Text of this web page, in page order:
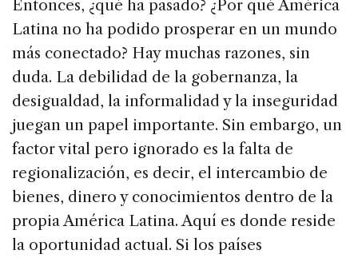
Entonces, ¿qué ha pasado? ¿Por qué América
Latina no ha podido prosperar en un mundo
más conectado? Hay muchas razones, sin
duda. La debilidad de la gobernanza, la
desigualdad, la informalidad y la inseguridad
juegan un papel importante. Sin embargo, un
factor vital pero ignorado es la falta de
regionalización, es decir, el intercambio de
bienes, dinero y conocimientos dentro de la
propia América Latina. Aquí es donde reside
la oportunidad actual. Si los países